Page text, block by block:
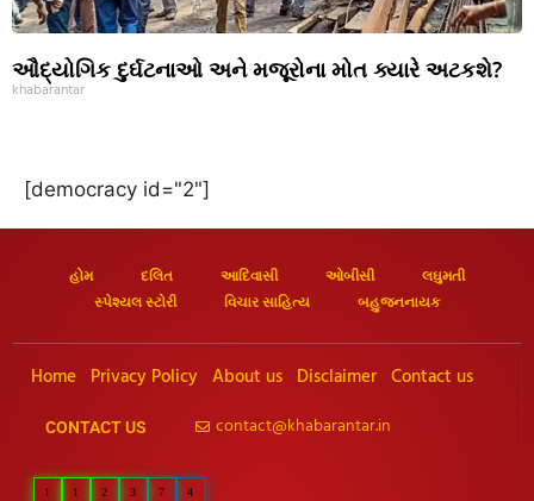
ઔદ્યોગિક દુર્ઘટનાઓ અને મજૂરોના મોત ક્યારે અટકશે?
khabarantar
[democracy id="2"]
હોમ દલિત આદિવાસી ઓબીસી
લઘુમતી
સ્પેશ્યલ સ્ટોરી
વિચાર સાહિત્ય બહુજનનાયક
Home Privacy Policy About us Disclaimer Contact us
CONTACT US contact@khabarantar.in
1 1 2 3 7 4